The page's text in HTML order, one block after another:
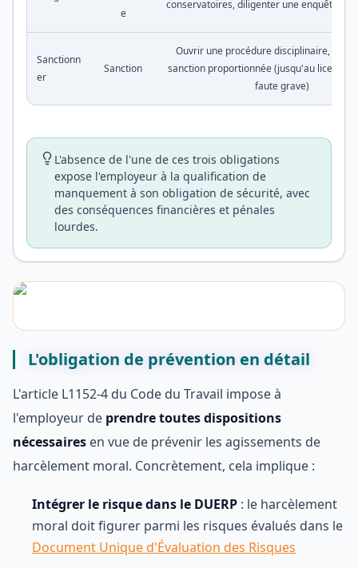
e
conservatoires, diligenter une enquête si
Sanctionn
er
Sanction
Ouvrir une procédure disciplinaire,
sanction proportionnée (jusqu'au
faute grave)
L'absence de l'une de ces trois obligations
expose l'employeur à la qualification de
manquement à son obligation de sécurité, avec
des conséquences financières et pénales
lourdes.
L'obligation de prévention en détail
L'article L1152-4 du Code du Travail impose à
l'employeur de prendre toutes dispositions
nécessaires en vue de prévenir les agissements de
harcèlement moral. Concrètement, cela implique :
Intégrer le risque dans le DUERP : le harcèlement
moral doit figurer parmi les risques évalués dans le
Document Unique d'Évaluation des Risques